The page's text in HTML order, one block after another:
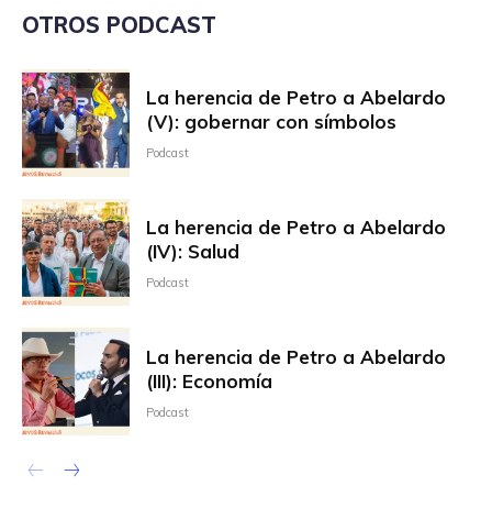
OTROS PODCAST
La herencia de Petro a Abelardo
(V): gobernar con símbolos
Podcast
La herencia de Petro a Abelardo
(IV): Salud
Podcast
La herencia de Petro a Abelardo
(III): Economía
Podcast